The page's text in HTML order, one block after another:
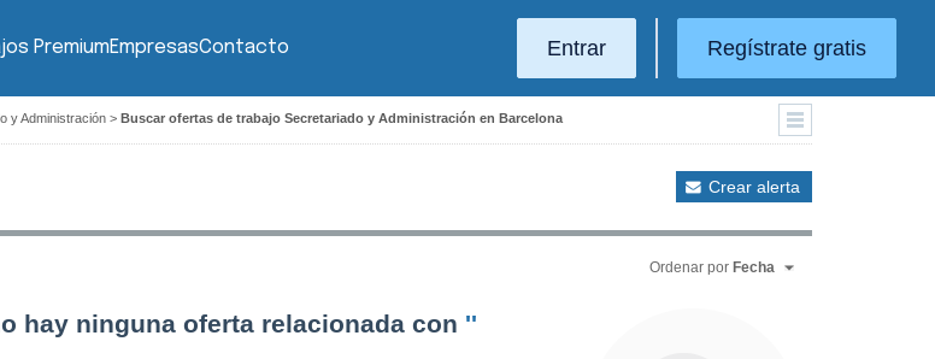
PremiumEmpresasContacto Entrar Regístrate gratis
y Administración > Buscar ofertas de trabajo Secretariado y Administración en Barcelona
Crear alerta
Ordenar por Fecha
hay ninguna oferta relacionada con ''